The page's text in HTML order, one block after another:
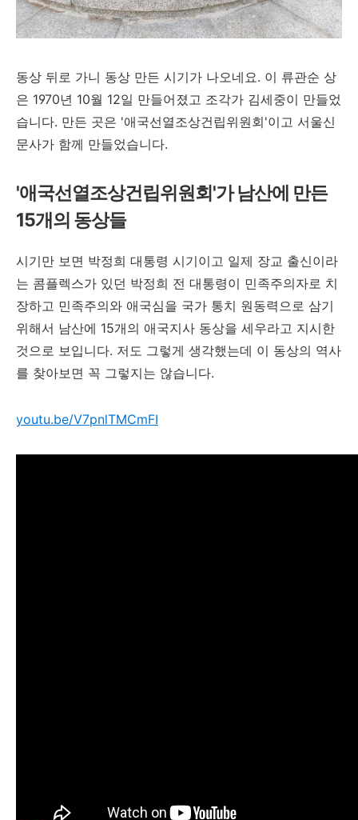
동상 뒤로 가니 동상 만든 시기가 나오네요. 이 류관순 상
은 1970년 10월 12일 만들어졌고 조각가 김세중이 만들었
습니다. 만든 곳은 '애국선열조상건립위원회'이고 서울신
문사가 함께 만들었습니다.
'애국선열조상건립위원회'가 남산에 만든
15개의 동상들
시기만 보면 박정희 대통령 시기이고 일제 장교 출신이라
는 콤플렉스가 있던 박정희 전 대통령이 민족주의자로 치
장하고 민족주의와 애국심을 국가 통치 원동력으로 삼기
위해서 남산에 15개의 애국지사 동상을 세우라고 지시한
것으로 보입니다. 저도 그렇게 생각했는데 이 동상의 역사
를 찾아보면 꼭 그렇지는 않습니다.
youtu.be/V7pnlTMCmFI